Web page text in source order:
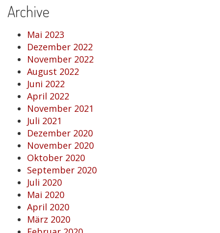
Archive
Mai 2023
Dezember 2022
November 2022
August 2022
Juni 2022
April 2022
November 2021
Juli 2021
Dezember 2020
November 2020
Oktober 2020
September 2020
Juli 2020
Mai 2020
April 2020
März 2020